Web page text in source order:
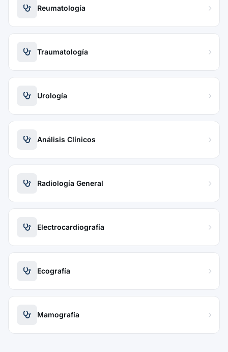
Reumatología
Traumatología
Urología
Análisis Clínicos
Radiología General
Electrocardiografía
Ecografía
Mamografía